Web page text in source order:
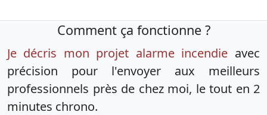
Comment ça fonctionne ?
Je décris mon projet alarme incendie avec
précision pour l'envoyer aux meilleurs
professionnels près de chez moi, le tout en 2
minutes chrono.